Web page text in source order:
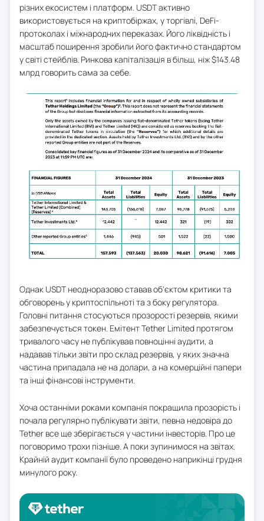
різних екосистем і платформ. USDT активно
використовується на криптобіржах, у торгівлі, DeFi-
протоколах і міжнародних переказах. Його ліквідність і
масштаб поширення зробили його фактично стандартом
у світі стейблів. Ринкова капіталізація в більш, ніж $143.48
млрд говорить сама за себе.
Однак USDT неодноразово ставав об'єктом критики та
обговорень у криптоспільноті та з боку регулятора.
Головні питання стосуються прозорості резервів, якими
забезпечується токен. Емітент Tether Limited протягом
тривалого часу не публікував повноцінні аудити, а
надавав тільки звіти про склад резервів, у яких значна
частина припадала не на долари, а на комерційні папери
та інші фінансові інструменти.
Хоча останніми роками компанія покращила прозорість і
почала регулярно публікувати звіти, певна недовіра до
Tether все ще зберігається у частини інвесторів. Про це
поговоримо трохи пізніше. А поки зупинимося на звітах.
Крайній аудит компанії було проведено наприкінці грудня
минулого року.